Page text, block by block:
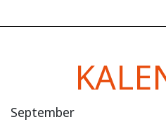
September